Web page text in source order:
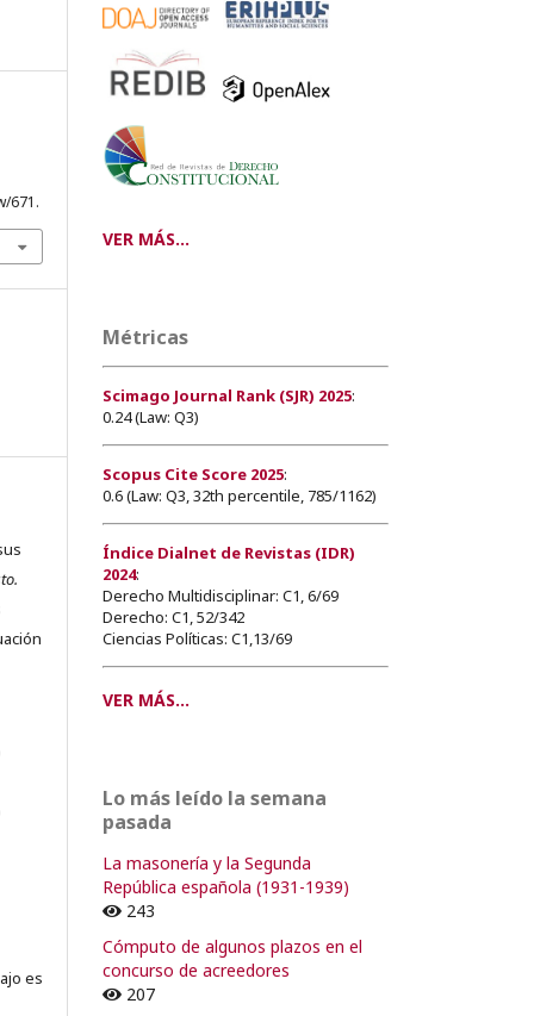
671.
es
VER MÁS...
Métricas
Scimago Journal Rank (SJR) 2025:
0.24 (Law: Q3)
Scopus Cite Score 2025:
0.6 (Law: Q3, 32th percentile, 785/1162)
Índice Dialnet de Revistas (IDR)
2024:
Derecho Multidisciplinar: C1, 6/69
Derecho: C1, 52/342
Ciencias Políticas: C1,13/69
VER MÁS...
Lo más leído la semana
pasada
La masonería y la Segunda
República española (1931-1939)
243
Cómputo de algunos plazos en el
concurso de acreedores
207